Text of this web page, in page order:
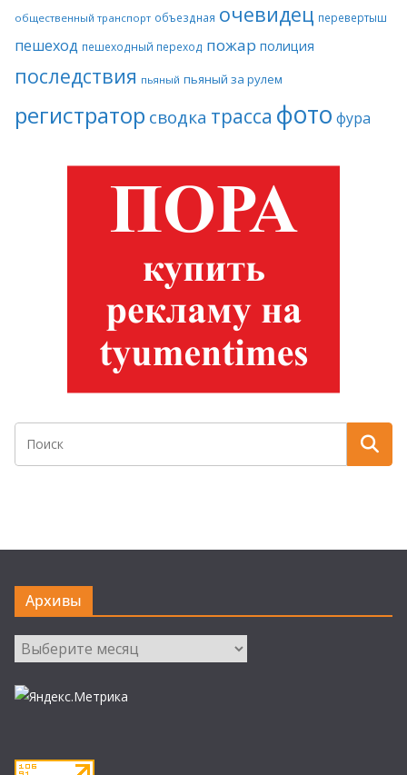
общественный транспорт объездная очевидец перевертыш
пешеход пешеходный переход пожар полиция
последствия пьяный пьяный за рулем
регистратор сводка трасса фото фура
Архивы
Архивы